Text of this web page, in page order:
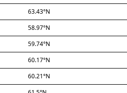
63.43°N
58.97°N
59.74°N
60.17°N
60.21°N